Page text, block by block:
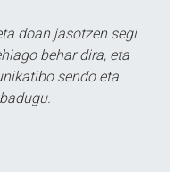
doan jasotzen segi
behar dira, eta
sendo eta